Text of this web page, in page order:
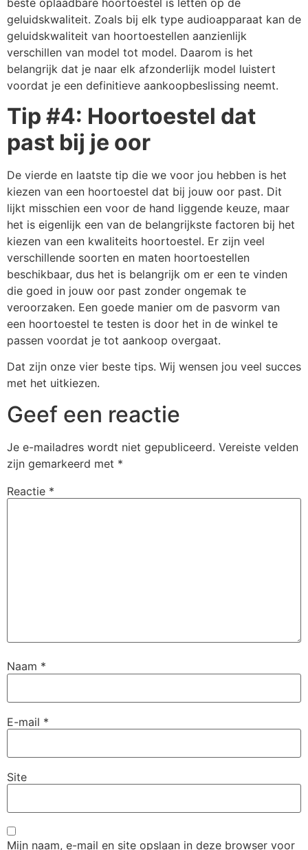
geluidskwaliteit. Zoals bij elk type audioapparaat kan de
geluidskwaliteit van hoortoestellen aanzienlijk
verschillen van model tot model. Daarom is het
belangrijk dat je naar elk afzonderlijk model luistert
voordat je een definitieve aankoopbeslissing neemt.
Tip #4: Hoortoestel dat
past bij je oor
De vierde en laatste tip die we voor jou hebben is het
kiezen van een hoortoestel dat bij jouw oor past. Dit
lijkt misschien een voor de hand liggende keuze, maar
het is eigenlijk een van de belangrijkste factoren bij het
kiezen van een kwaliteits hoortoestel. Er zijn veel
verschillende soorten en maten hoortoestellen
beschikbaar, dus het is belangrijk om er een te vinden
die goed in jouw oor past zonder ongemak te
veroorzaken. Een goede manier om de pasvorm van
een hoortoestel te testen is door het in de winkel te
passen voordat je tot aankoop overgaat.
Dat zijn onze vier beste tips. Wij wensen jou veel succes
met het uitkiezen.
Geef een reactie
Je e-mailadres wordt niet gepubliceerd. Vereiste velden
zijn gemarkeerd met *
Reactie *
Naam *
E-mail *
Site
Mijn naam, e-mail en site opslaan in deze browser voor